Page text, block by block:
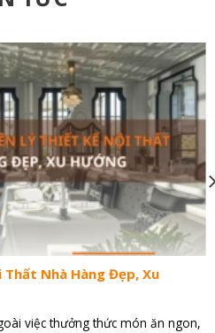
TỨC
Nhà Hàng Đẹp, Xu